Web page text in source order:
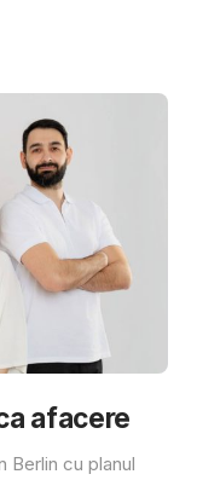
afacere
Berlin cu planul